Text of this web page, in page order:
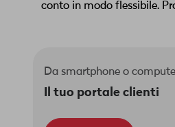
conto in modo flessibile.
Da smartphone o
Il tuo portale clienti